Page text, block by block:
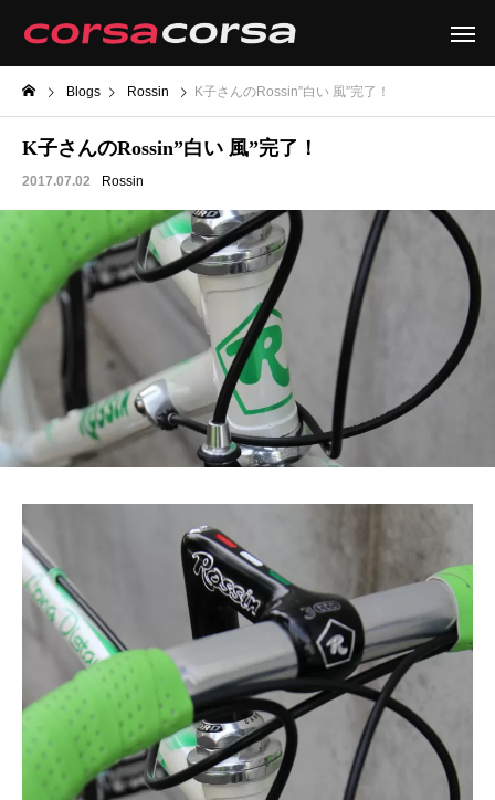
Blogs Rossin K子さんのRossin”白い 風”完了！
K子さんのRossin”白い 風”完了！
2017.07.02 Rossin